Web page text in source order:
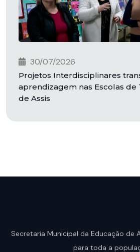
30/07/2026
Projetos Interdisciplinares
aprendizagem nas Escolas
de Assis
Secretaria Municipal da Educação de
para toda a